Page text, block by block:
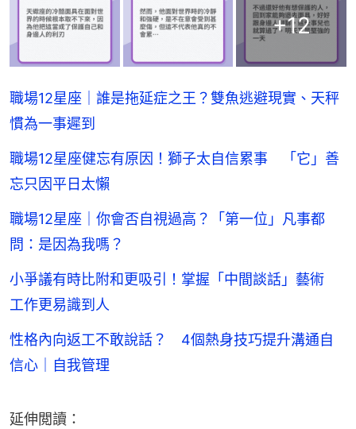
+12
職場12星座｜誰是拖延症之王？雙魚逃避現實、天秤
慣為一事遲到
職場12星座健忘有原因！獅子太自信累事 「它」善
忘只因平日太懶
職場12星座｜你會否自視過高？「第一位」凡事都
問：是因為我嗎？
小爭議有時比附和更吸引！掌握「中間談話」藝術
工作更易識到人
性格內向返工不敢說話？ 4個熱身技巧提升溝通自
信心｜自我管理
延伸閲讀：